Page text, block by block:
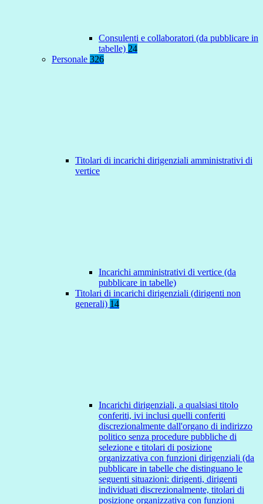
Consulenti e collaboratori (da pubblicare in
tabelle) 24
Personale 326
Titolari di incarichi dirigenziali amministrativi di
vertice
Incarichi amministrativi di vertice (da
pubblicare in tabelle)
Titolari di incarichi dirigenziali (dirigenti non
generali) 14
Incarichi dirigenziali, a qualsiasi titolo
conferiti, ivi inclusi quelli conferiti
discrezionalmente dall'organo di indirizzo
politico senza procedure pubbliche di
selezione e titolari di posizione
organizzativa con funzioni dirigenziali (da
pubblicare in tabelle che distinguano le
seguenti situazioni: dirigenti, dirigenti
individuati discrezionalmente, titolari di
posizione organizzativa con funzioni